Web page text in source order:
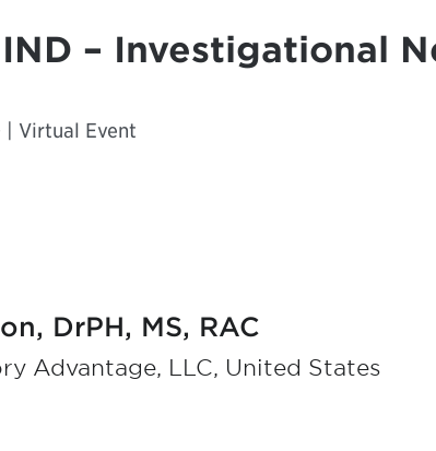
– Investigational
| Virtual Event
DrPH, MS, RAC
Advantage, LLC, United States